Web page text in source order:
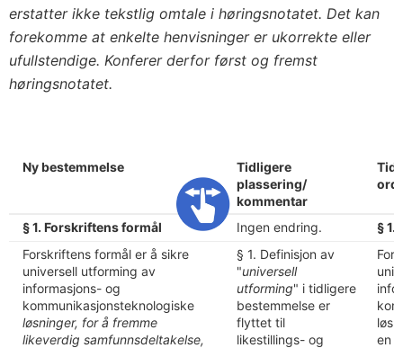
erstatter ikke tekstlig omtale i høringsnotatet. Det kan
forekomme at enkelte henvisninger er ukorrekte eller
ufullstendige. Konferer derfor først og fremst
høringsnotatet.
Ny bestemmelse
Tidligere
plassering/
kommentar
§ 1. Forskriftens formål Ingen endring.
§ 1.
Forskriftens formål er å sikre
universell utforming av
informasjons- og
kommunikasjonsteknologiske
løsninger, for å fremme
likeverdig samfunnsdeltakelse,
§ 1. Definisjon av
"universell
utforming" i tidligere
bestemmelse er
flyttet til
likestillings- og
en